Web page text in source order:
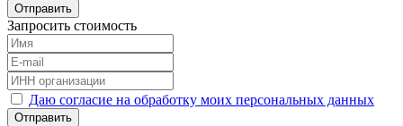
Отправить
Запросить стоимость
Даю согласие на обработку моих персональных данных
Отправить